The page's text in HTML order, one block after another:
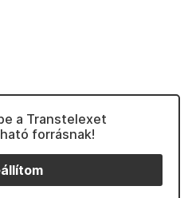
a Transtelexet
forrásnak!